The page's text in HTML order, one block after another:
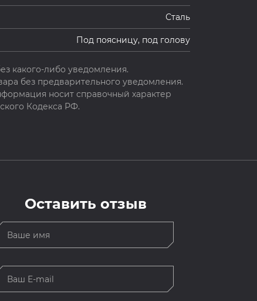
Сталь
Под поясницу, под голову
какого-либо уведомления.
без предварительного уведомления.
носит справочный характер
Кодекса РФ.
Оставить отзыв